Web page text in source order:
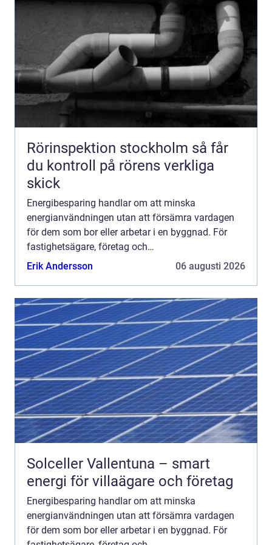
Rörinspektion stockholm så får
du kontroll på rörens verkliga
skick
Energibesparing handlar om att minska
energianvändningen utan att försämra vardagen
för dem som bor eller arbetar i en byggnad. För
fastighetsägare, företag och
bostadsrättsföreningar är det ofta den snabbaste
Erik Andersson 06 augusti 2026
Solceller Vallentuna – smart
energi för villaägare och företag
Energibesparing handlar om att minska
energianvändningen utan att försämra vardagen
för dem som bor eller arbetar i en byggnad. För